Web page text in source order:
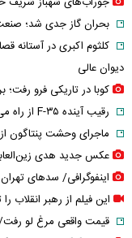
بحران گاز جدی شد؛
دیوان عالی
کوبا در تاریکی فرو
رقیب آینده F-۳۵ از راه می‌رسد؛ جنگنده نسل ششمی چه مشخصاتی دارد؟
ماجرای وحشت پنتاگون
عکس جدید هدی
اینفوگرافی/ سدهای
این فیلم از رهبر انقلاب
قیمت واقعی مرغ لو رفت/